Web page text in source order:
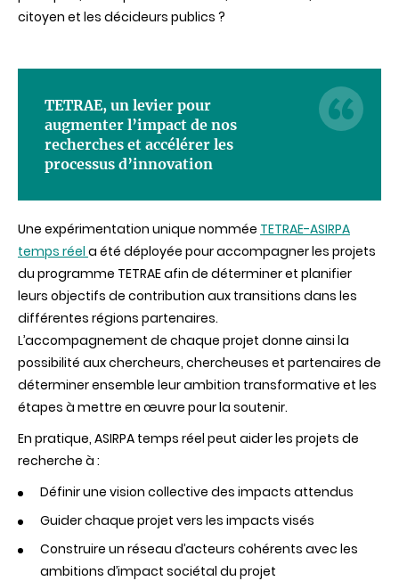
citoyen et les décideurs publics ?
TETRAE, un levier pour
augmenter l’impact de nos
recherches et accélérer les
processus d’innovation
Une expérimentation unique nommée TETRAE-ASIRPA
temps réel a été déployée pour accompagner les projets
du programme TETRAE afin de déterminer et planifier
leurs objectifs de contribution aux transitions dans les
différentes régions partenaires.
L’accompagnement de chaque projet donne ainsi la
possibilité aux chercheurs, chercheuses et partenaires de
déterminer ensemble leur ambition transformative et les
étapes à mettre en œuvre pour la soutenir.
En pratique, ASIRPA temps réel peut aider les projets de
recherche à :
Définir une vision collective des impacts attendus
Guider chaque projet vers les impacts visés
Construire un réseau d’acteurs cohérents avec les
ambitions d’impact sociétal du projet